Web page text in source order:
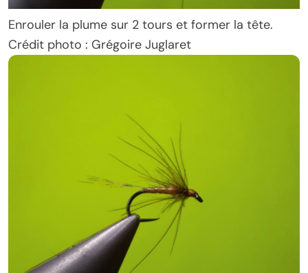
Enrouler la plume sur 2 tours et former la tête.
Crédit photo : Grégoire Juglaret